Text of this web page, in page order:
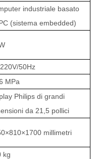
industriale basato
(sistema embedded)
50Hz
MPa
Philips di grandi
da 21,5 pollici
millimetri
kg